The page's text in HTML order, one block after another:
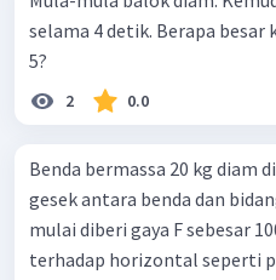
selama 4 detik. Berapa besar
5?
2 0.0
Benda bermassa 20 kg diam
gesek antara benda dan
mulai diberi gaya F sebesar
terhadap horizontal seperti